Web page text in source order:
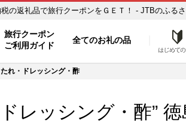
・ドレッシング・酢】のお礼の品一覧 ふるさと納税の返礼品で旅行クーポンをＧＥＴ
旅行クーポン
ご利用ガイド
全てのお礼の品
たれ・ドレッシング・酢
レッシング・酢”